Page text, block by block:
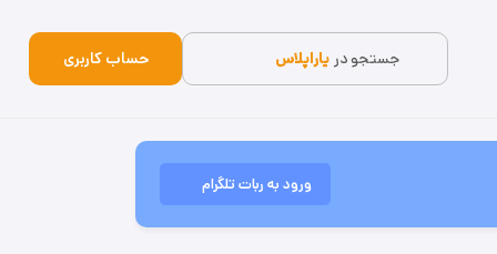
جستجو در یاراپلاس حساب کاربری
ورود به ربات تلگرام